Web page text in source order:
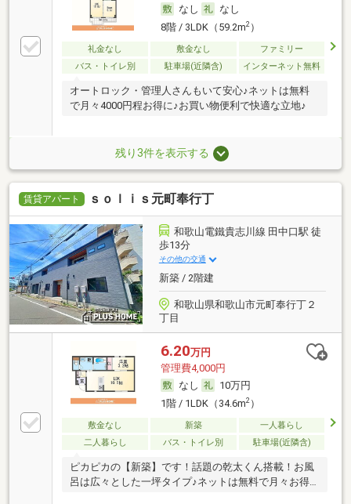
なし
なし
8階 / 3LDK（59.2m2）
礼金なし 敷金なし
ファミリー
バス・トイレ別
駐車場(近隣含) インターネット無料
オートロック・管理人さんもいて安心♪ネットは無料
で月々4000円程お得に♪お買い物便利で快適な立地♪
残り3件を表示する
賃貸アパート ｓｏｌｉｓ元町奉行丁
和歌山電鐵貴志川線 田中口駅 徒
歩13分
その他の交通
新築 / 2階建
和歌山県和歌山市元町奉行丁２
丁目
6.20万円
管理費4,000円
なし
10万円
1階 / 1LDK（34.6m2）
敷金なし 新築
一人暮らし
二人暮らし
バス・トイレ別 駐車場(近隣含)
ピカピカの【新築】です！話題の乾太くん搭載！お風
呂は広々とした一坪タイプ♪ネットは無料で月々お得